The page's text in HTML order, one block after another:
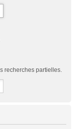
recherches partielles.